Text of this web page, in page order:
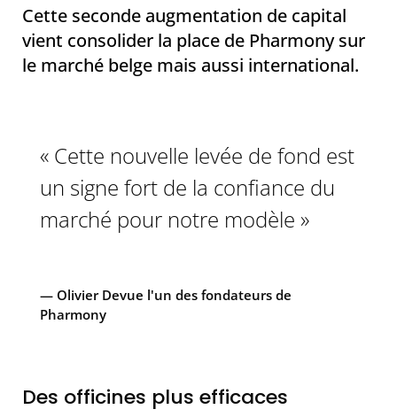
Cette seconde augmentation de capital
vient consolider la place de Pharmony sur
le marché belge mais aussi international.
« Cette nouvelle levée de fond est
un signe fort de la confiance du
marché pour notre modèle »
— Olivier Devue l'un des fondateurs de
Pharmony
Des officines plus efficaces